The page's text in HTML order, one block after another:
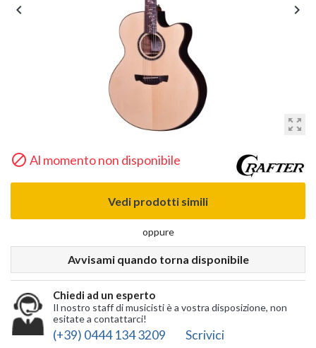
zoom_out_map
 
 Al momento non disponibile
Vedi prodotti simili
oppure
Avvisami quando torna disponibile
Chiedi ad un esperto
Il nostro staff di musicisti è a vostra disposizione, non
esitate a contattarci!
(+39) 0444 134 3209 Scrivici